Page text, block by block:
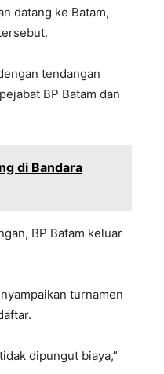
datang ke Batam,
tendangan
BP Batam dan
di Bandara
BP Batam keluar
turnamen
dipungut biaya,”